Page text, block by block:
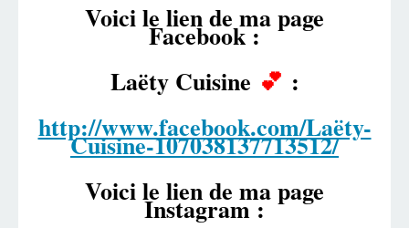
Voici le lien de ma page
Facebook :
Laëty Cuisine 💕 :
http://www.facebook.com/Laëty-
Cuisine-107038137713512/
Voici le lien de ma page
Instagram :